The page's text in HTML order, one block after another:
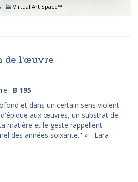
Virtual Art Space™
de l'œuvre
: B 195
et dans un certain sens violent
aux œuvres, un substrat de
matière et le geste rappellent
des années soixante." » - Lara